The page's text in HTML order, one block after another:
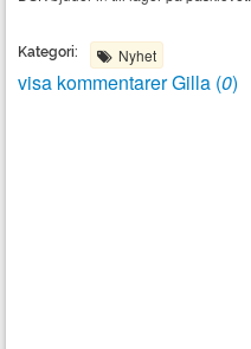
Kategori: Nyhet
visa kommentarerGilla (0)